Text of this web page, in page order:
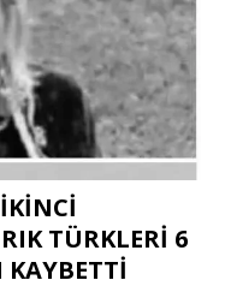
TÜRKLERİ 6